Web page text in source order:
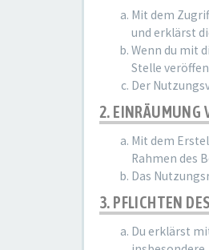
Mit dem
und erklärst
Wenn du mit
Stelle
Der
2. EINRÄUMUNG
Mit dem
Rahmen des
Das
3. PFLICHTEN
Du erklärst